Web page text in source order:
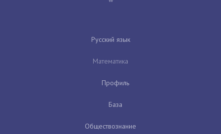
Русский язык
Математика
Профиль
База
Обществознание